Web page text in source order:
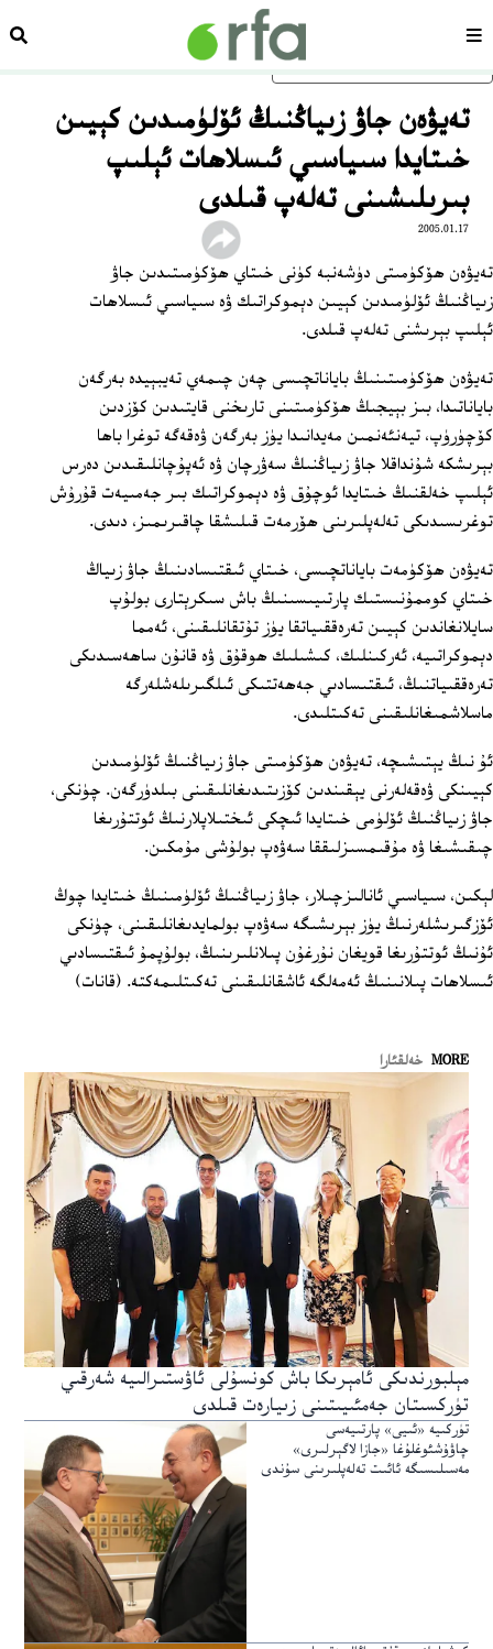
ئاساسلىق مەزمۇنغا ئاتلاڭسەھىپە
تەيۋەن جاۋ زىياڭنىڭ ئۆلۈمىدىن كېيىن
خىتايدا سىياسىي ئىسلاھات ئېلىپ
بىرىلىشىنى تەلەپ قىلدى
2005.01.17
تەيۋەن ھۆكۈمىتى دۈشەنبە كۈنى خىتاي ھۆكۈمىتىدىن جاۋ
زىياڭنىڭ ئۆلۈمىدىن كېيىن دېموكراتىك ۋە سىياسىي ئىسلاھات
ئېلىپ بېرىشنى تەلەپ قىلدى.
تەيۋەن ھۆكۈمىتىنىڭ باياناتچىسى چەن چىمەي تەيبېيدە بەرگەن
باياناتىدا، بىز بېيجىڭ ھۆكۈمىتىنى تارىخنى قايتىدىن كۆزدىن
كۆچۈرۈپ، تيەنئەنمىن مەيدانىدا يۈز بەرگەن ۋەقەگە توغرا باھا
بېرىشكە شۇنداقلا جاۋ زىياڭنىڭ سەۋرچان ۋە ئەپۇچانلىقىدىن دەرس
ئېلىپ خەلقنىڭ خىتايدا ئوچۇق ۋە دېموكراتىك بىر جەمىيەت قۇرۇش
توغرىسىدىكى تەلەپلىرىنى ھۆرمەت قىلىشقا چاقىرىمىز، دىدى.
تەيۋەن ھۆكۈمەت باياناتچىسى، خىتاي ئىقتىسادىنىڭ جاۋ زىياڭ
خىتاي كوممۇنىستىك پارتىيىسىنىڭ باش سىكرېتارى بولۇپ
سايلانغاندىن كېيىن تەرەققىياتقا يۈز تۇتقانلىقىنى، ئەمما
دېموكراتىيە، ئەركىنلىك، كىشىلىك ھوقۇق ۋە قانۇن ساھەسىدىكى
تەرەققىياتنىڭ، ئىقتىسادىي جەھەتتىكى ئىلگىرىلەشلەرگە
ماسلاشمىغانلىقىنى تەكىتلىدى.
ئۇ نىڭ يېتىشىچە، تەيۋەن ھۆكۈمىتى جاۋ زىياڭنىڭ ئۆلۈمىدىن
كېيىنكى ۋەقەلەرنى يېقىندىن كۆزىتىدىغانلىقىنى بىلدۈرگەن. چۈنكى،
جاۋ زىياڭنىڭ ئۆلۈمى خىتايدا ئىچكى ئىختىلاپلارنىڭ ئوتتۇرىغا
چىقىشىغا ۋە مۇقىمسىزلىققا سەۋەپ بولۇشى مۇمكىن.
لېكىن، سىياسىي ئانالىزچىلار، جاۋ زىياڭنىڭ ئۆلۈمىنىڭ خىتايدا چوڭ
ئۆزگىرىشلەرنىڭ يۈز بېرىشىگە سەۋەپ بولمايدىغانلىقىنى، چۈنكى
ئۇنىڭ ئوتتۇرىغا قويغان نۇرغۇن پىلانلىرىنىڭ، بولۇپمۇ ئىقتىسادىي
ئىسلاھات پىلانىنىڭ ئەمەلگە ئاشقانلىقىنى تەكىتلىمەكتە. (قانات)
MORE خەلقئارا
مېلبورندىكى ئامېرىكا باش كونسۇلى ئاۋستىرالىيە شەرقىي
تۈركسىتان جەمئىيىتىنى زىيارەت قىلدى
تۈركىيە «ئىيى» پارتىيەسى
چاۋۇشئوغلۇغا «جازا لاگېرلىرى»
مەسىلىسىگە ئائىت تەلەپلىرىنى سۇندى